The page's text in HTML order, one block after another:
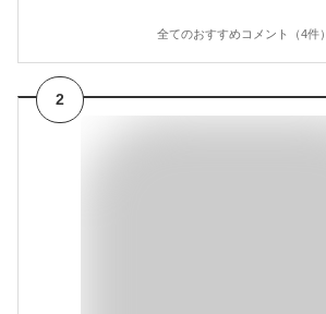
全てのおすすめコメント（4件）
2